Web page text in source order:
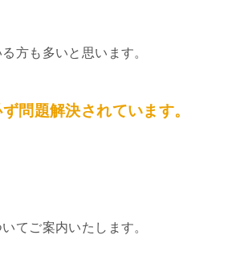
方も多いと思います。
問題解決されています。
てご案内いたします。